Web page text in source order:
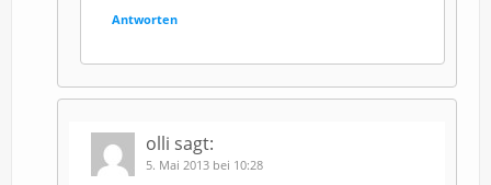
Antworten
olli sagt:
5. Mai 2013 bei 10:28